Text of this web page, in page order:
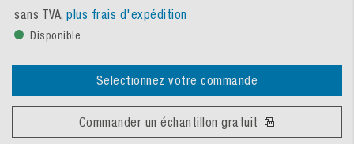
sans TVA, plus frais d'expédition
Disponible
Selectionnez votre commande
Commander un échantillon gratuit